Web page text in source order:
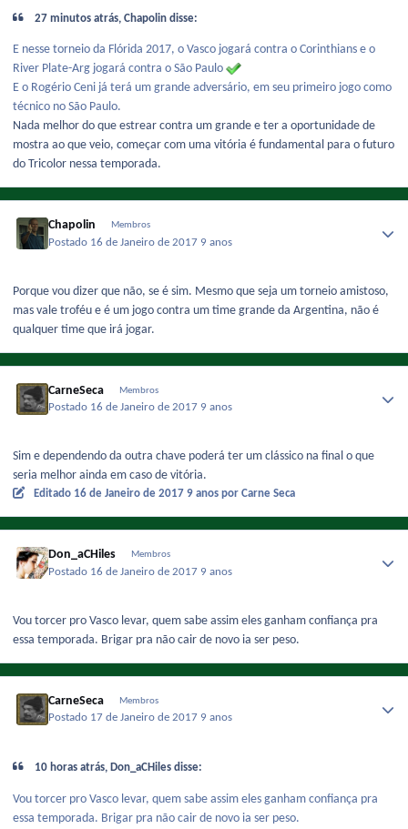
27 minutos atrás, Chapolin disse:
E nesse torneio da Flórida 2017, o Vasco jogará contra o Corinthians e o
River Plate-Arg jogará contra o São Paulo
E o Rogério Ceni já terá um grande adversário, em seu primeiro jogo como
técnico no São Paulo.
Nada melhor do que estrear contra um grande e ter a oportunidade de
mostra ao que veio, começar com uma vitória é fundamental para o futuro
do Tricolor nessa temporada.
Chapolin Membros
Postado 16 de Janeiro de 2017 9 anos
Porque vou dizer que não, se é sim. Mesmo que seja um torneio amistoso,
mas vale troféu e é um jogo contra um time grande da Argentina, não é
qualquer time que irá jogar.
CarneSeca Membros
Postado 16 de Janeiro de 2017 9 anos
Sim e dependendo da outra chave poderá ter um clássico na final o que
seria melhor ainda em caso de vitória.
Editado 16 de Janeiro de 2017 9 anos por Carne Seca
Don_aCHiles Membros
Postado 16 de Janeiro de 2017 9 anos
Vou torcer pro Vasco levar, quem sabe assim eles ganham confiança pra
essa temporada. Brigar pra não cair de novo ia ser peso.
CarneSeca Membros
Postado 17 de Janeiro de 2017 9 anos
10 horas atrás, Don_aCHiles disse:
Vou torcer pro Vasco levar, quem sabe assim eles ganham confiança pra
essa temporada. Brigar pra não cair de novo ia ser peso.